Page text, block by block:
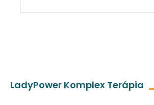
LadyPower Komplex Terápia